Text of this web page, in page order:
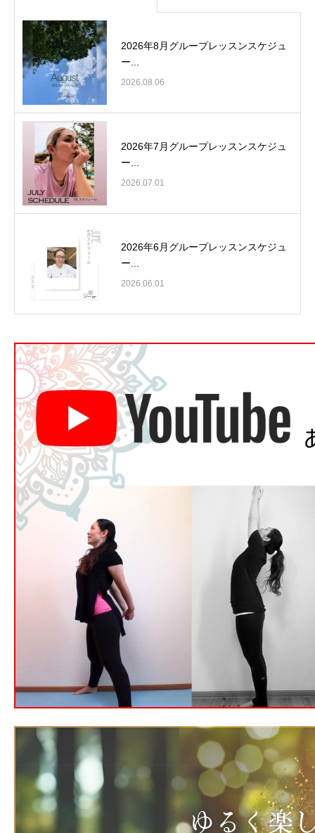
2026年8月グループレッスンスケジュ
ー...
2026.08.06
2026年7月グループレッスンスケジュ
ー...
2026.07.01
2026年6月グループレッスンスケジュ
ー...
2026.06.01